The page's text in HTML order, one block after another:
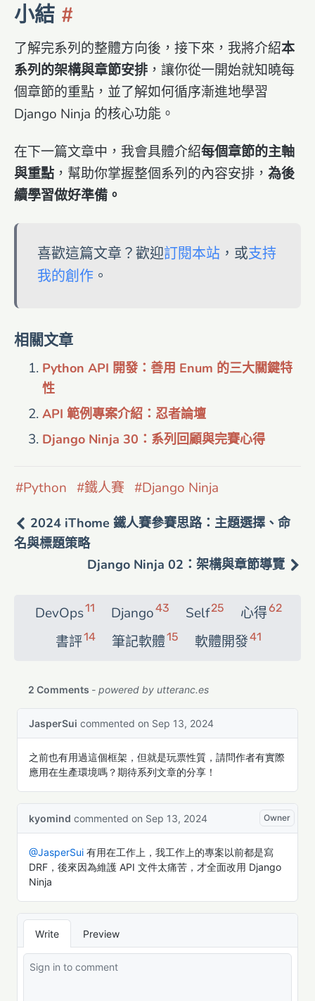
小結
了解完系列的整體方向後，接下來，我將介紹本
系列的架構與章節安排 ，讓你從一開始就知曉每
個章節的重點，並了解如何循序漸進地學習
Django Ninja 的核心功能。
在下一篇文章中，我會具體介紹每個章節的主軸
與重點 ，幫助你掌握整個系列的內容安排， 為後
續學習做好準備。
喜歡這篇文章？歡迎訂閱本站，或支持
我的創作。
相關文章
Python API 開發：善用 Enum 的三大關鍵特
性
API 範例專案介紹：忍者論壇
Django Ninja 30：系列回顧與完賽心得
Python 鐵人賽 Django Ninja
2024 iThome 鐵人賽參賽思路：主題選擇、命
名與標題策略
Django Ninja 02：架構與章節導覽
DevOps11 Django43 Self25 心得62
書評14 筆記軟體15 軟體開發41